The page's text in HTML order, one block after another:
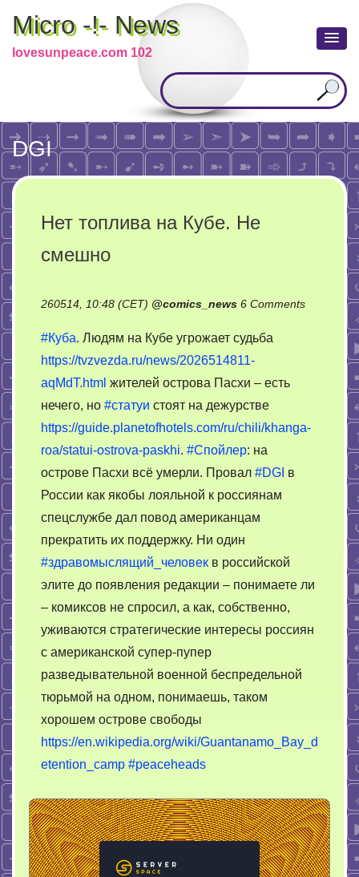
Micro -!- News
lovesunpeace.com 102
DGI
Нет топлива на Кубе. Не
смешно
260514, 10:48 (CET) @comics_news 6 Commentson
смешно
#Куба. Людям на Кубе угрожает судьба
https://tvzvezda.ru/news/2026514811-
aqMdT.html жителей острова Пасхи – есть
нечего, но #статуи стоят на дежурстве
https://guide.planetofhotels.com/ru/chili/khanga-
roa/statui-ostrova-paskhi. #Спойлер: на
острове Пасхи всё умерли. Провал #DGI в
России как якобы лояльной к россиянам
спецслужбе дал повод американцам
прекратить их поддержку. Ни один
#здравомыслящий_человек в российской
элите до появления редакции – понимаете ли
– комиксов не спросил, а как, собственно,
уживаются стратегические интересы россиян
с американской супер-пупер
разведывательной военной беспредельной
тюрьмой на одном, понимаешь, таком
хорошем острове свободы
https://en.wikipedia.org/wiki/Guantanamo_Bay_d
etention_camp #peaceheads